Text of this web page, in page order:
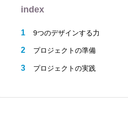
index
9つのデザインする力
プロジェクトの準備
プロジェクトの実践